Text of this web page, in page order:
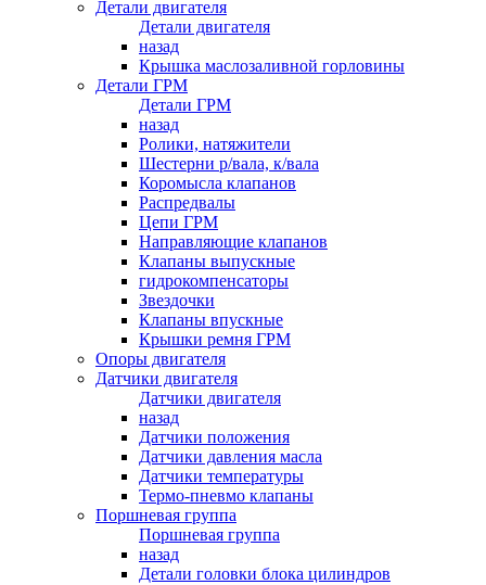
Детали двигателя
Детали двигателя
назад
Крышка маслозаливной горловины
Детали ГРМ
Детали ГРМ
назад
Ролики, натяжители
Шестерни р/вала, к/вала
Коромысла клапанов
Распредвалы
Цепи ГРМ
Направляющие клапанов
Клапаны выпускные
гидрокомпенсаторы
Звездочки
Клапаны впускные
Крышки ремня ГРМ
Опоры двигателя
Датчики двигателя
Датчики двигателя
назад
Датчики положения
Датчики давления масла
Датчики температуры
Термо-пневмо клапаны
Поршневая группа
Поршневая группа
назад
Детали головки блока цилиндров